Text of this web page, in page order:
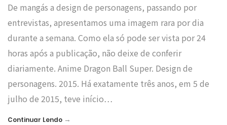
De mangás a design de personagens, passando por
entrevistas, apresentamos uma imagem rara por dia
durante a semana. Como ela só pode ser vista por 24
horas após a publicação, não deixe de conferir
diariamente. Anime Dragon Ball Super. Design de
personagens. 2015. Há exatamente três anos, em 5 de
julho de 2015, teve início…
Continuar Lendo →